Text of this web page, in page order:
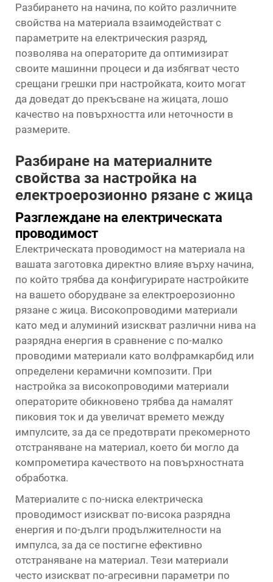
Разбирането на начина, по който различните
свойства на материала взаимодействат с
параметрите на електрическия разряд,
позволява на операторите да оптимизират
своите машинни процеси и да избягват често
срещани грешки при настройката, които могат
да доведат до прекъсване на жицата, лошо
качество на повърхността или неточности в
размерите.
Разбиране на материалните
свойства за настройка на
електроерозионно рязане с жица
Разглеждане на електрическата
проводимост
Електрическата проводимост на материала на
вашата заготовка директно влияе върху начина,
по който трябва да конфигурирате настройките
на вашето оборудване за електроерозионно
рязане с жица. Високопроводими материали
като мед и алуминий изискват различни нива на
разрядна енергия в сравнение с по-малко
проводими материали като волфрамкарбид или
определени керамични композити. При
настройка за високопроводими материали
операторите обикновено трябва да намалят
пиковия ток и да увеличат времето между
импулсите, за да се предотврати прекомерното
отстраняване на материал, което би могло да
компрометира качеството на повърхностната
обработка.
Материалите с по-ниска електрическа
проводимост изискват по-висока разрядна
енергия и по-дълги продължителности на
импулса, за да се постигне ефективно
отстраняване на материал. Тези материали
често изискват по-агресивни параметри по